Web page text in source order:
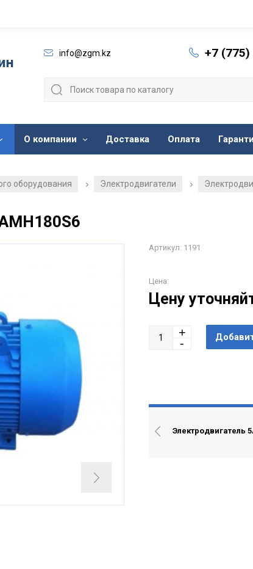
info@zgm.kz +7 (775)
О компании Доставка Оплата
оборудования / Электродвигатели /
Артикул: 1191
Цена:
Цену
Электродвигатель